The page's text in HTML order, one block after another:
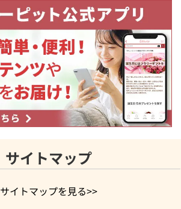
サイトマップ
サイトマップを見る>>